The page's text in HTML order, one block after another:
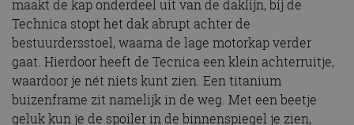
maakt de kap onderdeel uit van de daklijn, bij de
Technica stopt het dak abrupt achter de
bestuurdersstoel, waarna de lage motorkap verder
gaat. Hierdoor heeft de Tecnica een klein achterruitje,
waardoor je nét niets kunt zien. Een titanium
buizenframe zit namelijk in de weg. Met een beetje
geluk kun je de spoiler in de binnenspiegel je zien,